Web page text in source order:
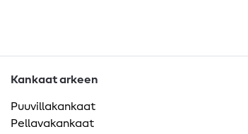
Kankaat arkeen
Puuvillakankaat
Pellavakankaat